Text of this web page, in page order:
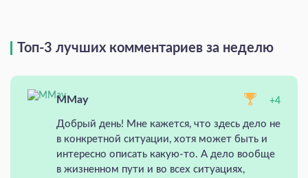
Топ-3 лучших комментариев за неделю
MMay +4
Добрый день! Мне кажется, что здесь дело не
в конкретной ситуации, хотя может быть и
интересно описать какую-то. А дело вообще
в жизненном пути и во всех ситуациях,